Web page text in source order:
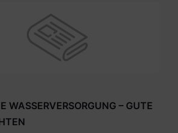
WASSERVERSORGUNG – GUTE